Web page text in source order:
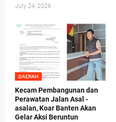
July 24, 2026
DAERAH
Kecam Pembangunan dan
Perawatan Jalan Asal -
asalan, Koar Banten Akan
Gelar Aksi Beruntun